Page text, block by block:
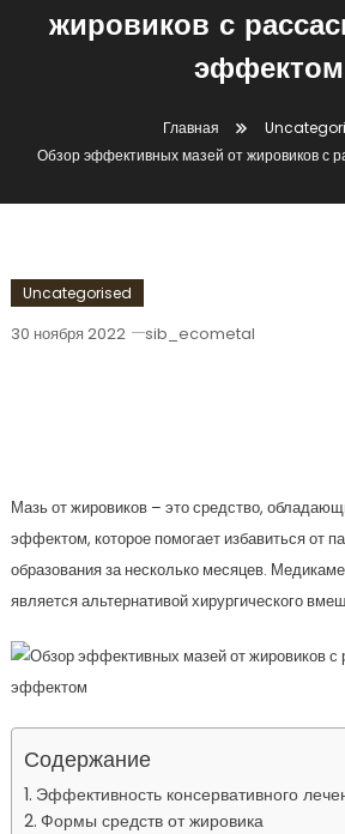
жировиков с
эффектом
Главная
Обзор эффективных мазей от жировиков с
Uncategorised
30 ноября 2022 sib_ecometal
Мазь от жировиков – это средство,
эффектом, которое помогает избавиться от
образования за несколько месяцев.
является альтернативой хирургического
Содержание
Эффективность консервативного
Формы средств от жировика